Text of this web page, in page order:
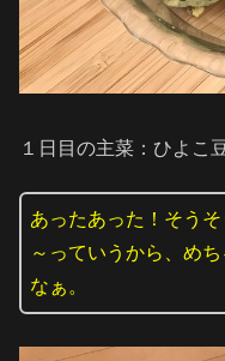
１日目の主菜：ひよこ
あったあった！そう
～っていうから、め
なぁ。